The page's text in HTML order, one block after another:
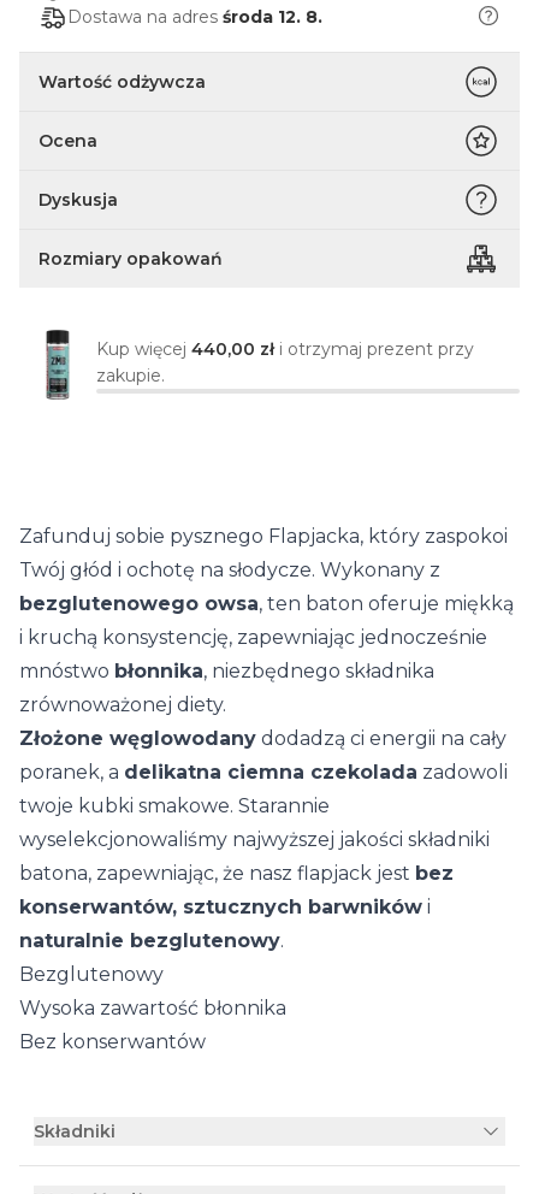
Dostawa na adres środa 12. 8.
Wartość odżywcza
Ocena
Dyskusja
Rozmiary opakowań
Kup więcej 440,00 złi otrzymaj prezent przy
zakupie.
Zafunduj sobie pysznego Flapjacka, który zaspokoi
Twój głód i ochotę na słodycze. Wykonany z
bezglutenowego owsa, ten baton oferuje miękką
i kruchą konsystencję, zapewniając jednocześnie
mnóstwo błonnika, niezbędnego składnika
zrównoważonej diety.
Złożone węglowodany dodadzą ci energii na cały
poranek, a delikatna ciemna czekolada zadowoli
twoje kubki smakowe. Starannie
wyselekcjonowaliśmy najwyższej jakości składniki
batona, zapewniając, że nasz flapjack jest bez
konserwantów, sztucznych barwników i
naturalnie bezglutenowy.
Bezglutenowy
Wysoka zawartość błonnika
Bez konserwantów
Składniki